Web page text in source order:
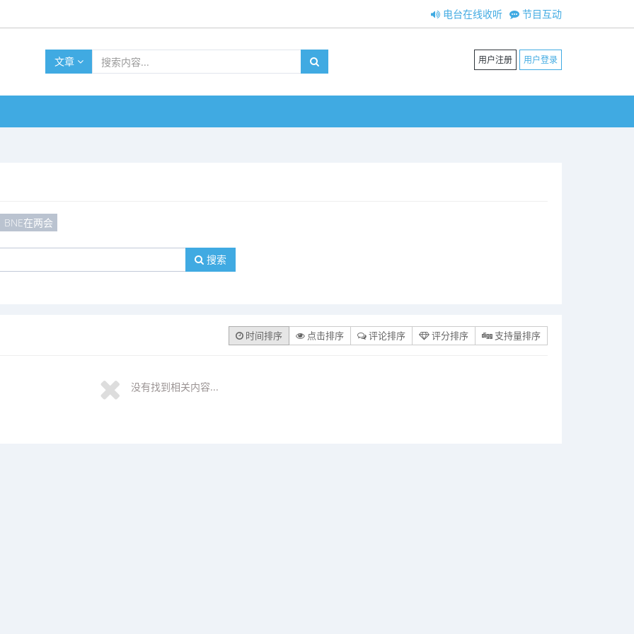
节目互动
电台在线收听
文章 用户注册 用户登录
BNE在两会
搜索
时间排序 点击排序 评论排序 评分排序 支持量排序
没有找到相关内容...